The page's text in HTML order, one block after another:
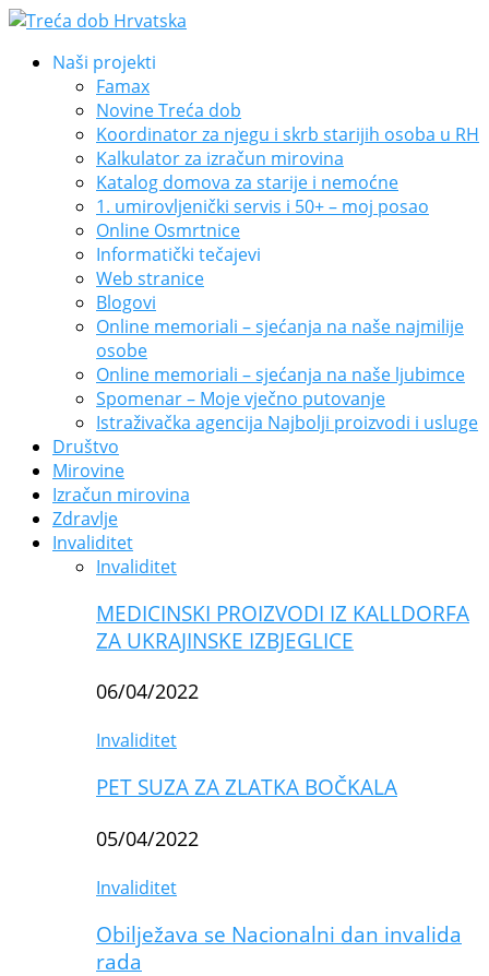
Naši projekti
Famax
Novine Treća dob
Koordinator za njegu i skrb starijih osoba u RH
Kalkulator za izračun mirovina
Katalog domova za starije i nemoćne
1. umirovljenički servis i 50+ – moj posao
Online Osmrtnice
Informatički tečajevi
Web stranice
Blogovi
Online memoriali – sjećanja na naše najmilije
osobe
Online memoriali – sjećanja na naše ljubimce
Spomenar – Moje vječno putovanje
Istraživačka agencija Najbolji proizvodi i usluge
Društvo
Mirovine
Izračun mirovina
Zdravlje
Invaliditet
Invaliditet
MEDICINSKI PROIZVODI IZ KALLDORFA
ZA UKRAJINSKE IZBJEGLICE
06/04/2022
Invaliditet
PET SUZA ZA ZLATKA BOČKALA
05/04/2022
Invaliditet
Obilježava se Nacionalni dan invalida
rada